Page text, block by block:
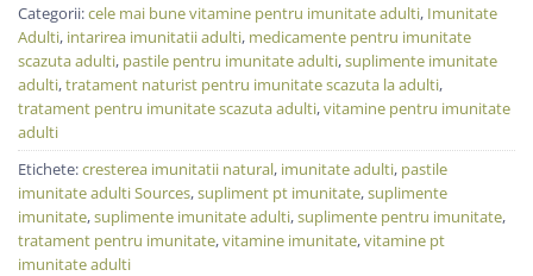
Categorii:cele mai bune vitamine pentru imunitate adulti, Imunitate
Adulti, intarirea imunitatii adulti, medicamente pentru imunitate
scazuta adulti, pastile pentru imunitate adulti,suplimente imunitate
adulti,tratament naturist pentru imunitate scazuta la adulti,
tratament pentru imunitate scazuta adulti,vitamine pentru imunitate
adulti
Etichete:cresterea imunitatii natural, imunitate adulti, pastile
imunitate adulti Sources,supliment pt imunitate,suplimente
imunitate,suplimente imunitate adulti,suplimente pentru imunitate,
tratament pentru imunitate,vitamine imunitate,vitamine pt
imunitate adulti